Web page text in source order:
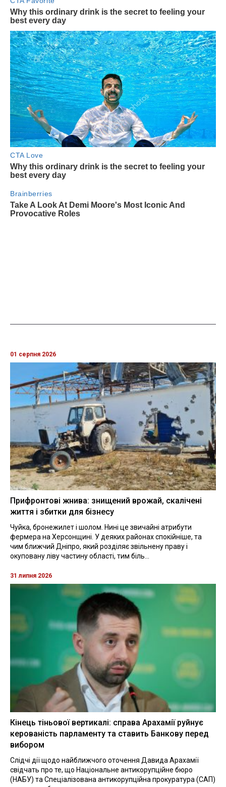
01 серпня 2026
Прифронтові жнива: знищений врожай, скалічені
життя і збитки для бізнесу
Чуйка, бронежилет і шолом. Нині це звичайні атрибути
фермера на Херсонщині. У деяких районах спокійніше, та
чим ближчий Дніпро, який розділяє звільнену праву і
окуповану ліву частину області, тим біль...
31 липня 2026
Кінець тіньової вертикалі: справа Арахамії руйнує
керованість парламенту та ставить Банкову перед
вибором
Слідчі дії щодо найближчого оточення Давида Арахамії
свідчать про те, що Національне антикорупційне бюро
(НАБУ) та Спеціалізована антикорупційна прокуратура (САП)